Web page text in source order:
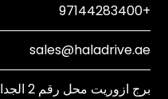
+97144283400
sales@haladrive.ae
برج ازوريت محل رقم 2 الجداف